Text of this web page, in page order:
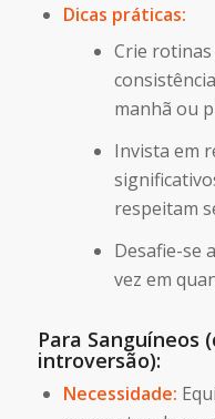
Dicas práticas:
Crie
manhã ou
Invista em
respeitam
Desafie-se
vez em
Para Sanguíneos
introversão):
Necessidade: